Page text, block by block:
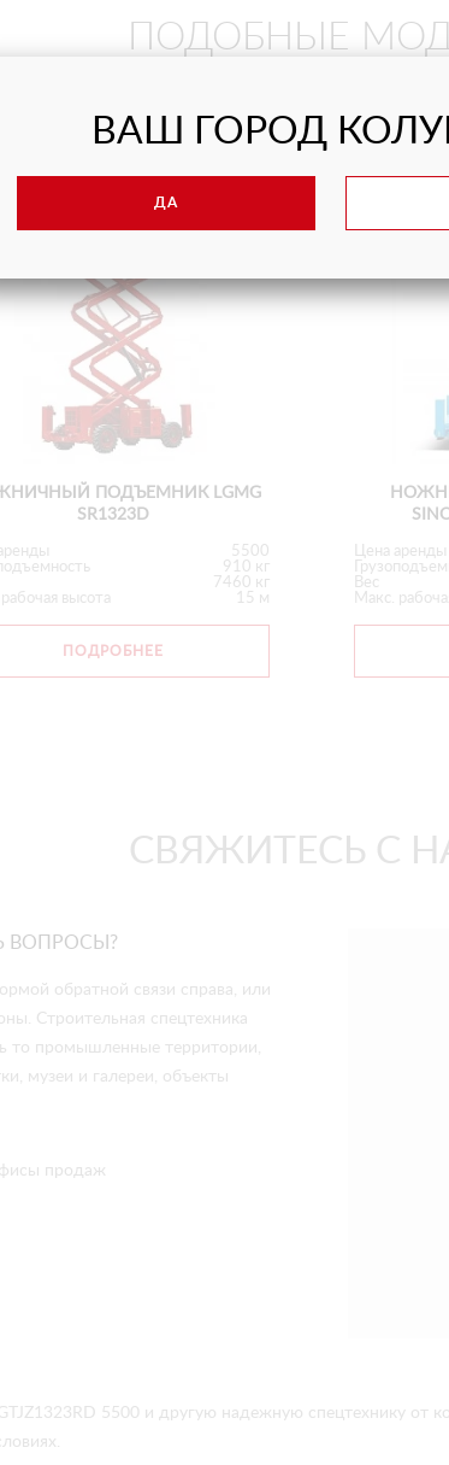
ПОДОБНЫЕ
ПОДЪЕМНИК LGMG
SR1323D
5500
910 кг
7460 кг
высота
15 м
ПОДРОБНЕЕ
Цена аренды
Вес
Макс.
СВЯЖИТЕСЬ С
ВОПРОСЫ?
обратной связи справа, или
Строительная спецтехника
то промышленные территории,
музеи и галереи, объекты
продаж
5500 и другую надежную спецтехнику от
ВАШ ГОРОД
ДА